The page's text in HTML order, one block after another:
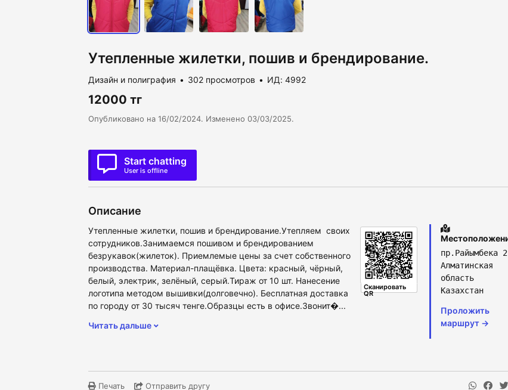
Утепленные жилетки, пошив и брендирование.
Дизайн и полиграфия 302 просмотров ИД: 4992
12000 тг
Опубликовано на 16/02/2024. Изменено 03/03/2025.
Start chatting
User is offline
Описание
Сканировать
QR
Утепленные жилетки, пошив и брендирование.Утепляем своих
сотрудников.Занимаемся пошивом и брендированием
безрукавок(жилеток). Приемлемые цены за счет собственного
производства. Материал-плащёвка. Цвета: красный, чёрный,
белый, электрик, зелёный, серый.Тираж от 10 шт. Нанесение
логотипа методом вышивки(долговечно). Бесплатная доставка
по городу от 30 тысяч тенге.Образцы есть в офисе.Звонит�...
Читать дальше
пр.Райымбека
Алматинская
область
Казахстан
Проложить
маршрут →
Печать Отправить другу